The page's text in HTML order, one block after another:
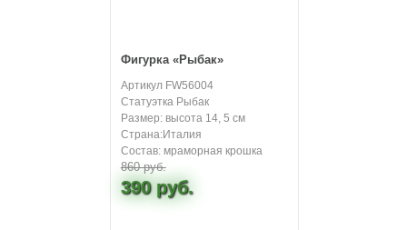
Фигурка «Рыбак»
Артикул FW56004
Статуэтка Рыбак
Размер: высота 14, 5 см
Страна:Италия
Состав: мраморная крошка
860 руб.
390 руб.